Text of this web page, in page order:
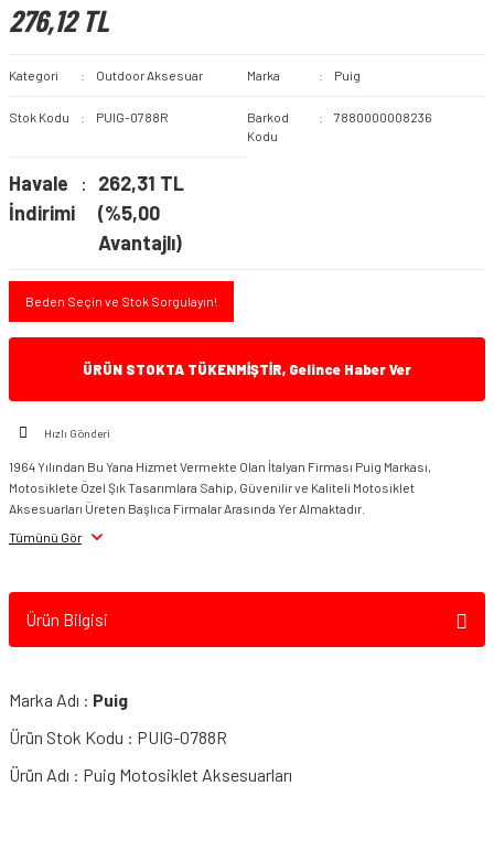
276,12 TL
Kategori Outdoor Aksesuar Marka Puig
Stok Kodu PUIG-0788R
Barkod
Kodu
7880000008236
Havale
İndirimi
262,31 TL
(%5,00
Avantajlı)
Beden Seçin ve Stok Sorgulayın!
ÜRÜN STOKTA TÜKENMİŞTİR, Gelince Haber Ver
Hızlı Gönderi
1964 Yılından Bu Yana Hizmet Vermekte Olan İtalyan Firması Puig Markası,
Motosiklete Özel Şık Tasarımlara Sahip, Güvenilir ve Kaliteli Motosiklet
Aksesuarları Üreten Başlıca Firmalar Arasında Yer Almaktadır.
Tümünü Gör
Ürün Bilgisi
Marka Adı : Puig
Ürün Stok Kodu : PUIG-0788R
Ürün Adı : Puig Motosiklet Aksesuarları